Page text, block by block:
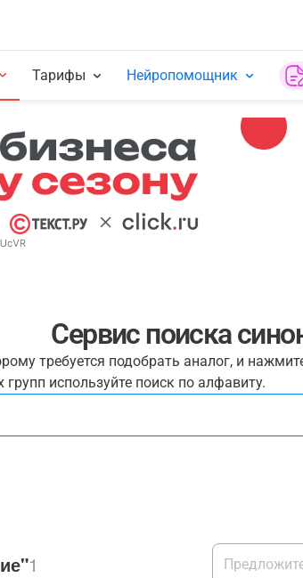
Тарифы Нейропомощник
Сервис поиска
требуется подобрать аналог, и
используйте поиск по алфавиту.
1